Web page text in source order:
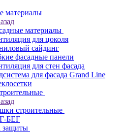
материалы
материалы
для цоколя
сайдинг
фасадные панели
для стен фасада
для фасада Grand Line
строительные
БЕГ
защиты